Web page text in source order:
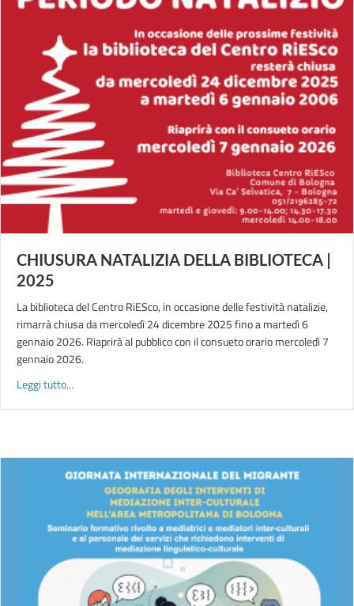
CHIUSURA NATALIZIA DELLA BIBLIOTECA |
2025
La biblioteca del Centro RiESco, in occasione delle festività natalizie,
rimarrà chiusa da mercoledì 24 dicembre 2025 fino a martedì 6
gennaio 2026. Riaprirà al pubblico con il consueto orario mercoledì 7
gennaio 2026.
Leggi tutto...